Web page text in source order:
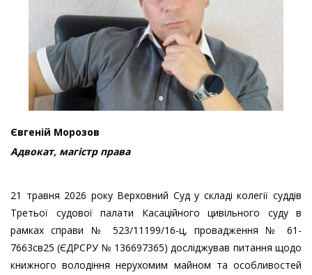
Євгеній Морозов
Адвокат, магістр права
21 травня 2026 року Верховний Суд у складі колегії суддів
Третьої судової палати Касаційного цивільного суду в
рамках справи № 523/11199/16-ц, провадження № 61-
7663св25 (ЄДРСРУ № 136697365) досліджував питання щодо
книжного володіння нерухомим майном та особливостей